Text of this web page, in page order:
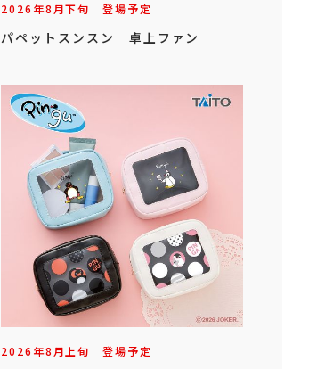
2026年8月下旬 登場予定
パペットスンスン 卓上ファン
2026年8月上旬 登場予定